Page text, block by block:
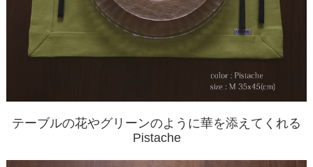
テーブルの花やグリーンのように華を添えてくれる
Pistache